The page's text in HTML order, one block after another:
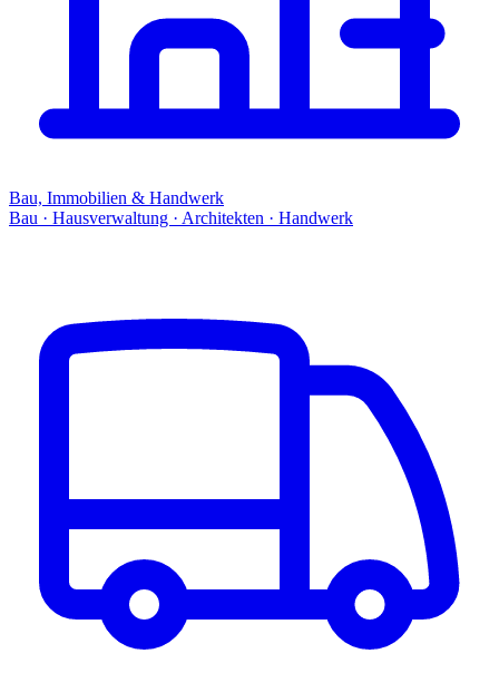
Bau, Immobilien & Handwerk
Bau · Hausverwaltung · Architekten · Handwerk